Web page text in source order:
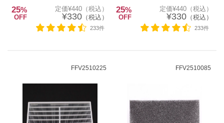
25%
OFF
定価¥440（税込）
¥330（税込）
233件
25%
OFF
定価¥440（税込）
¥330（税込）
233件
FFV2510225 FFV2510085